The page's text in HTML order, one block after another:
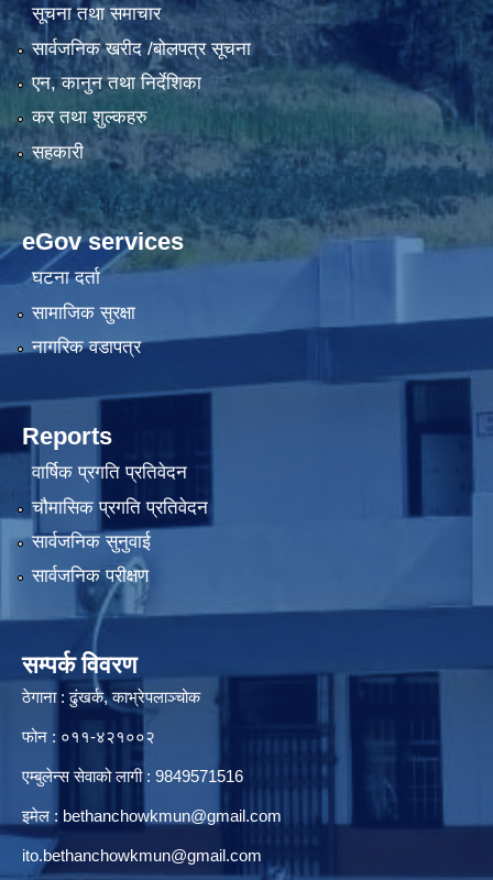
सूचना तथा समाचार
सार्वजनिक खरीद /बोलपत्र सूचना
एन, कानुन तथा निर्देशिका
कर तथा शुल्कहरु
सहकारी
eGov services
घटना दर्ता
सामाजिक सुरक्षा
नागरिक वडापत्र
Reports
वार्षिक प्रगति प्रतिवेदन
चौमासिक प्रगति प्रतिवेदन
सार्वजनिक सुनुवाई
सार्वजनिक परीक्षण
सम्पर्क विवरण
ठेगाना : ढुंखर्क, काभ्रेपलाञ्चोक
फोन : ०११-४२१००२
एम्बुलेन्स सेवाको लागी : 9849571516
इमेल : bethanchowkmun@gmail.com
ito.bethanchowkmun@gmail.com